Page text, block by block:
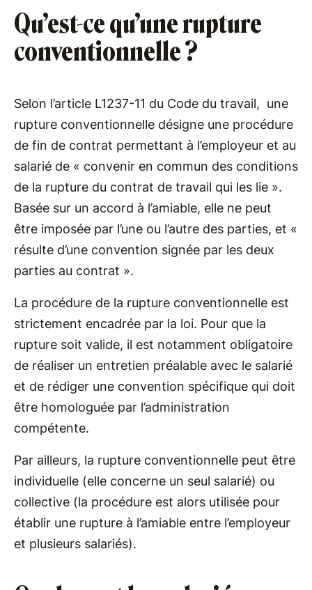
Qu’est-ce qu’une rupture
conventionnelle ?
Selon l’article L1237-11 du Code du travail, une
rupture conventionnelle désigne une procédure
de fin de contrat permettant à l’employeur et au
salarié de « convenir en commun des conditions
de la rupture du contrat de travail qui les lie ».
Basée sur un accord à l’amiable, elle ne peut
être imposée par l’une ou l’autre des parties, et «
résulte d’une convention signée par les deux
parties au contrat ».
La procédure de la rupture conventionnelle est
strictement encadrée par la loi. Pour que la
rupture soit valide, il est notamment obligatoire
de réaliser un entretien préalable avec le salarié
et de rédiger une convention spécifique qui doit
être homologuée par l’administration
compétente.
Par ailleurs, la rupture conventionnelle peut être
individuelle (elle concerne un seul salarié) ou
collective (la procédure est alors utilisée pour
établir une rupture à l’amiable entre l’employeur
et plusieurs salariés).